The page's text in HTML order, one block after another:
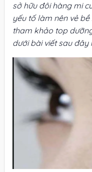
sở hữu đôi hàng mi
yếu tố làm nên vẻ
tham khảo top
dưới bài viết sau đây